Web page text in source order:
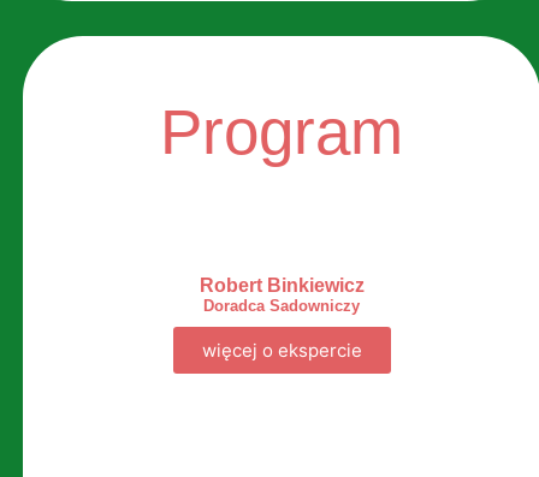
Program
Robert Binkiewicz
Doradca Sadowniczy
więcej o ekspercie